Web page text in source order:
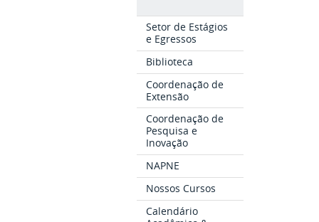
Setor de Estágios
e Egressos
Biblioteca
Coordenação de
Extensão
Coordenação de
Pesquisa e
Inovação
NAPNE
Nossos Cursos
Calendário